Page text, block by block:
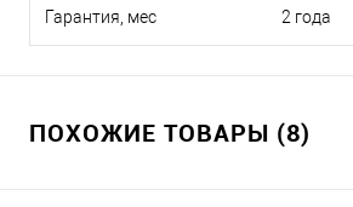
Гарантия, мес 2 года
ПОХОЖИЕ ТОВАРЫ (8)